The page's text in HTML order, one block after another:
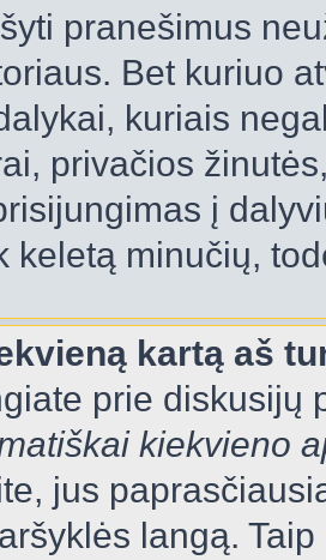
pranešimus
Bet kuriuo
kuriais
privačios
į
keletą minučių,
kartą aš
prie diskusijų
kiekvieno
jus
langą.